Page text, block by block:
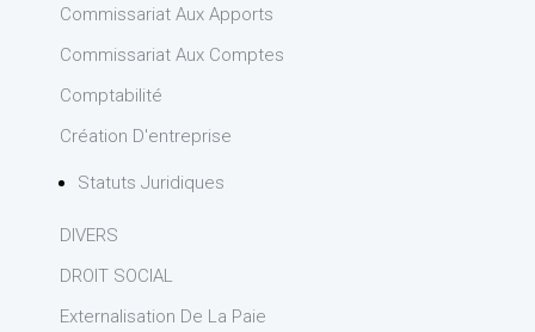
Commissariat Aux Apports
Commissariat Aux Comptes
Comptabilité
Création D'entreprise
Statuts Juridiques
DIVERS
DROIT SOCIAL
Externalisation De La Paie